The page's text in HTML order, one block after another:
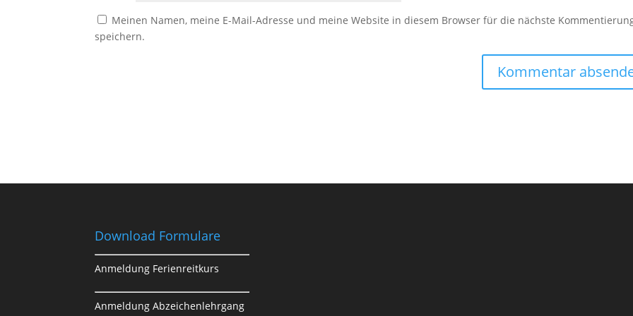
Meinen Namen, meine E-Mail-Adresse und meine Website in diesem Browser für die nächste
speichern.
Download Formulare
Anmeldung Ferienreitkurs
Anmeldung Abzeichenlehrgang